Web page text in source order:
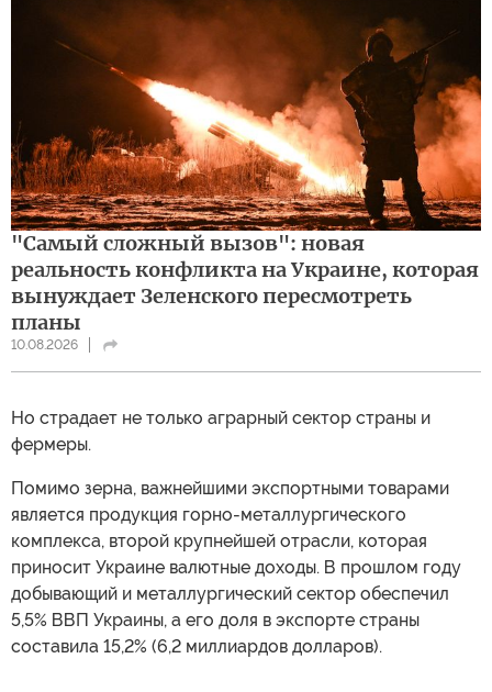
"Самый сложный вызов": новая
реальность конфликта на Украине, которая
вынуждает Зеленского пересмотреть
планы
10.08.2026
Но страдает не только аграрный сектор страны и
фермеры.
Помимо зерна, важнейшими экспортными товарами
является продукция горно-металлургического
комплекса, второй крупнейшей отрасли, которая
приносит Украине валютные доходы. В прошлом году
добывающий и металлургический сектор обеспечил
5,5% ВВП Украины, а его доля в экспорте страны
составила 15,2% (6,2 миллиардов долларов).